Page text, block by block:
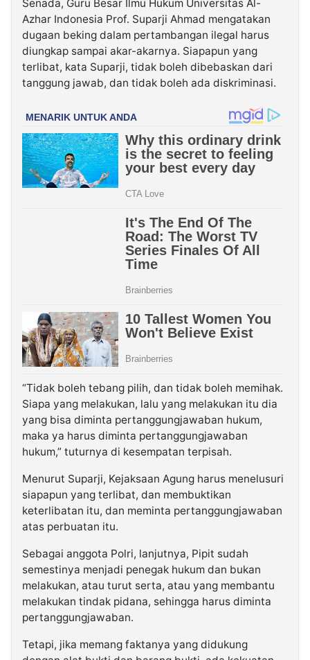
Senada, Guru Besar Ilmu Hukum Universitas Al-
Azhar Indonesia Prof. Suparji Ahmad mengatakan
dugaan beking dalam pertambangan ilegal harus
diungkap sampai akar-akarnya. Siapapun yang
terlibat, kata Suparji, tidak boleh dibebaskan dari
tanggung jawab, dan tidak boleh ada diskriminasi.
“Tidak boleh tebang pilih, dan tidak boleh memihak.
Siapa yang melakukan, lalu yang melakukan itu dia
yang bisa diminta pertanggungjawaban hukum,
maka ya harus diminta pertanggungjawaban
hukum,” tuturnya di kesempatan terpisah.
Menurut Suparji, Kejaksaan Agung harus menelusuri
siapapun yang terlibat, dan membuktikan
keterlibatan itu, dan meminta pertanggungjawaban
atas perbuatan itu.
Sebagai anggota Polri, lanjutnya, Pipit sudah
semestinya menjadi penegak hukum dan bukan
melakukan, atau turut serta, atau yang membantu
melakukan tindak pidana, sehingga harus diminta
pertanggungjawaban.
Tetapi, jika memang faktanya yang didukung